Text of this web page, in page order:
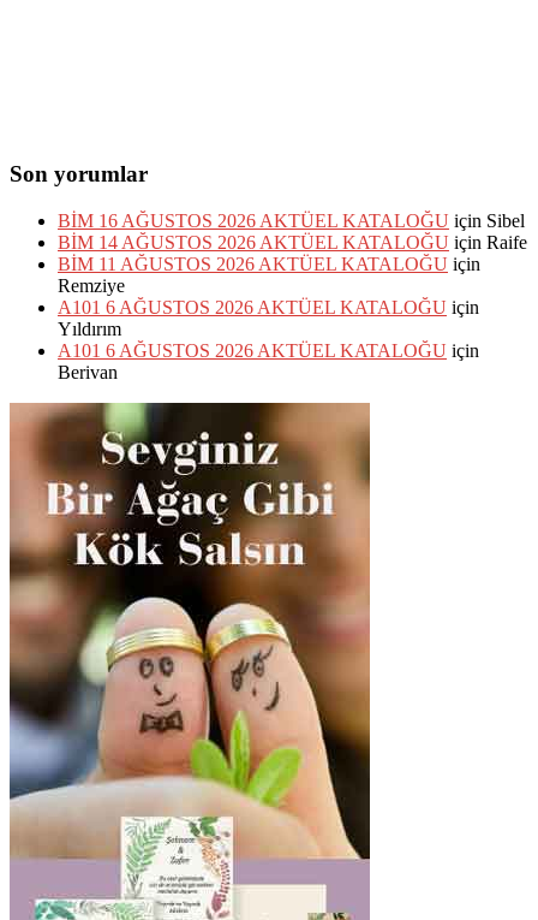
Son yorumlar
BİM 16 AĞUSTOS 2026 AKTÜEL KATALOĞU için Sibel
BİM 14 AĞUSTOS 2026 AKTÜEL KATALOĞU için Raife
BİM 11 AĞUSTOS 2026 AKTÜEL KATALOĞU için
Remziye
A101 6 AĞUSTOS 2026 AKTÜEL KATALOĞU için
Yıldırım
A101 6 AĞUSTOS 2026 AKTÜEL KATALOĞU için
Berivan